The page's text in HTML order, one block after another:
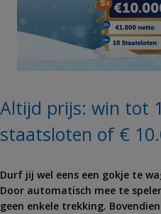
Altijd prijs: win tot
staatsloten of €
Durf jij wel eens een gokje te
Door automatisch mee te
geen enkele trekking.